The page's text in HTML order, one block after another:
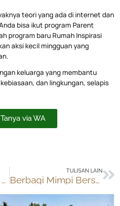
teori yang ada di internet dan
bisa ikut program Parent
program baru Rumah Inspirasi
aksi kecil mingguan yang
keluarga yang membantu
dan lingkungan, selapis
Tanya via WA
Hari #18 Tantangan Klub Oase
TULISAN LAIN
Berbagi Mimpi Bersama